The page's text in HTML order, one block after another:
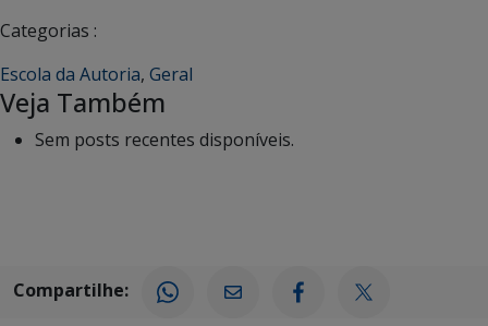
Categorias :
Escola da Autoria, Geral
Veja Também
Sem posts recentes disponíveis.
Compartilhe: